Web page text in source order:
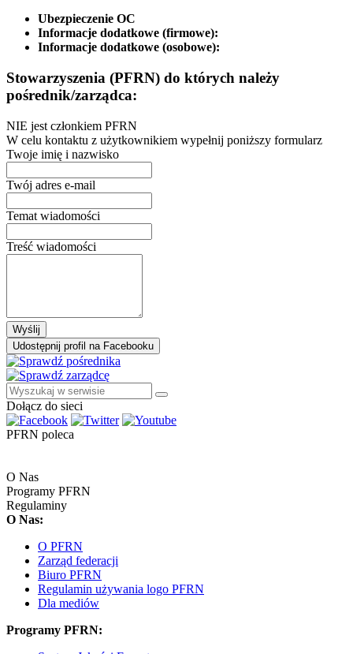
Ubezpieczenie OC
Informacje dodatkowe (firmowe):
Informacje dodatkowe (osobowe):
Stowarzyszenia (PFRN) do których należy
pośrednik/zarządca:
NIE jest członkiem PFRN
W celu kontaktu z użytkownikiem wypełnij poniższy formularz
Twoje imię i nazwisko
Twój adres e-mail
Temat wiadomości
Treść wiadomości
Wyślij
Udostępnij profil na Facebooku
Dołącz do sieci
PFRN poleca
O Nas
Programy PFRN
Regulaminy
O Nas:
O PFRN
Zarząd federacji
Biuro PFRN
Regulamin używania logo PFRN
Dla mediów
Programy PFRN: